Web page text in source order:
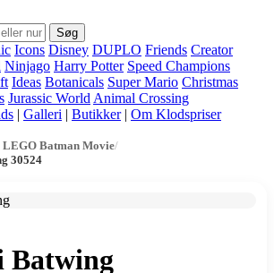
Søg
Icons Disney DUPLO Friends Creator
Ninjago Harry Potter Speed Champions
Ideas Botanicals Super Mario Christmas
Jurassic World Animal Crossing
| Galleri | Butikker | Om Klodspriser
Batman Movie/
30524
Batwing